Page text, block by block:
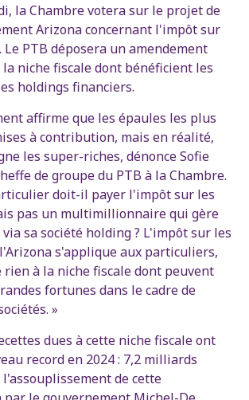
la Chambre votera sur le projet de
Arizona concernant l'impôt sur
PTB déposera un amendement
niche fiscale dont bénéficient les
holdings financiers.
affirme que les épaules les plus
à contribution, mais en réalité,
les super-riches, dénonce Sofie
de groupe du PTB à la Chambre.
doit-il payer l'impôt sur les
pas un multimillionnaire qui gère
sa société holding ? L'impôt sur les
s'applique aux particuliers,
rien à la niche fiscale dont peuvent
fortunes dans le cadre de
»
dues à cette niche fiscale ont
record en 2024 : 7,2 milliards
l'assouplissement de cette